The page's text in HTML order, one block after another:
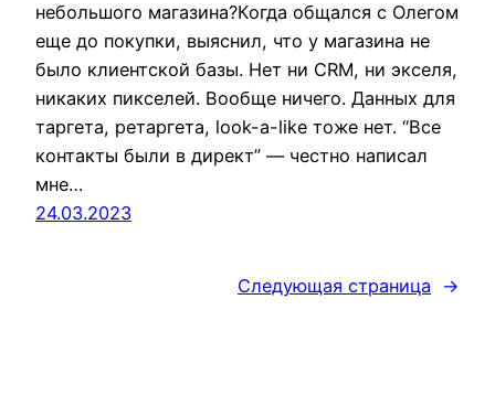
небольшого магазина?Когда общался с Олегом
еще до покупки, выяснил, что у магазина не
было клиентской базы. Нет ни CRM, ни экселя,
никаких пикселей. Вообще ничего. Данных для
таргета, ретаргета, look-a-like тоже нет. “Все
контакты были в директ” — честно написал
мне…
24.03.2023
Следующая страница →